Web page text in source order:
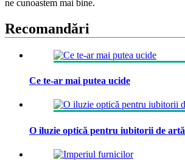
ne cunoastem mai bine.
Recomandări
Ce te-ar mai putea ucide
O iluzie optică pentru iubitorii de artă